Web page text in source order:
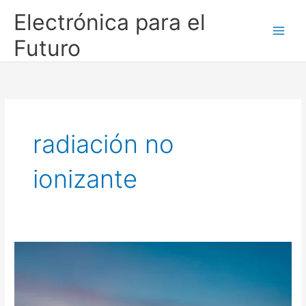
Electrónica para el
Futuro
radiación no
ionizante